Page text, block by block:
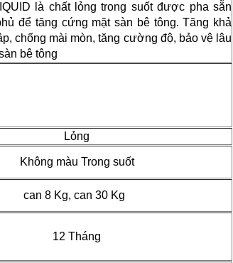
là chất lỏng trong suốt được pha sẵn
để tăng cứng mặt sàn bê tông.Tăng khả
chống mài mòn, tăng cường độ, bảo vệ lâu
bê tông
Lỏng
Không màu Trong suốt
can 8 Kg, can 30 Kg
12 Tháng